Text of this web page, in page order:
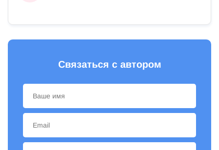
Связаться с автором